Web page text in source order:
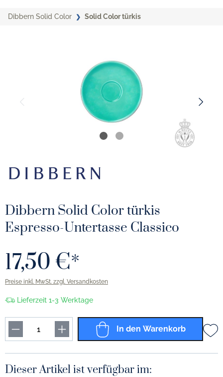
Dibbern Solid Color Solid Color türkis
Dibbern Solid Color türkis
Espresso-Untertasse Classico
17,50 €*
Preise inkl. MwSt. zzgl. Versandkosten
Lieferzeit 1-3 Werktage
In den Warenkorb
Dieser Artikel ist verfügbar im: